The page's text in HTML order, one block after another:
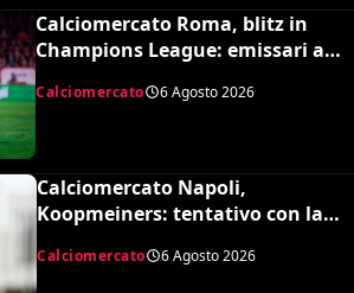
Calciomercato Roma, blitz in
Champions League: emissari a
Calciomercato 6 Agosto 2026
Calciomercato Napoli,
Koopmeiners: tentativo con la
Calciomercato 6 Agosto 2026